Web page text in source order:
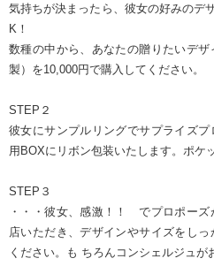
気持ちが決まったら、彼女の好みのデ
K！
数種の中から、あなたの贈りたいデ
製）を10,000円で購入してください。
STEP２
彼女にサンプルリングでサプライズ
用BOXにリボン包装いたします。ポケ
STEP３
・・・彼女、感激！！ でプロポー
店いただき、デザインやサイズをし
ください。も ちろんコンシェルジュが